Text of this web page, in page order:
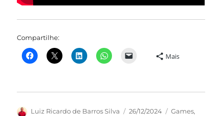
Compartilhe:
Mais
Autor
Luiz Ricardo de Barros Silva
Publicado
26/12/2024 Categorias
Games,